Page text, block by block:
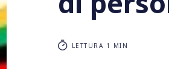
LETTURA 1 MIN